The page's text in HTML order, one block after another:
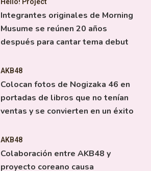
Hello! Project
Integrantes originales de Morning
Musume se reúnen 20 años
después para cantar tema debut
AKB48
Colocan fotos de Nogizaka 46 en
portadas de libros que no tenían
ventas y se convierten en un éxito
AKB48
Colaboración entre AKB48 y
proyecto coreano causa